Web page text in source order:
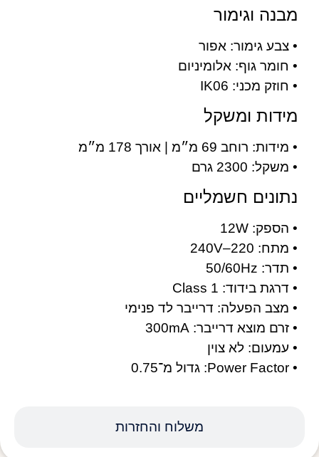
משלוח והחזרות
מבנה וגימור
• צבע גימור: אפור
• חומר גוף: אלומיניום
• חוזק מכני: IK06
מידות ומשקל
• מידות: רוחב 69 מ״מ | אורך 178 מ״מ
• משקל: 2300 גרם
נתונים חשמליים
• הספק: 12W
• מתח: 220–240V
• תדר: 50/60Hz
• דרגת בידוד: Class 1
• מצב הפעלה: דרייבר לד פנימי
• זרם מוצא דרייבר: 300mA
• עמעום: לא צוין
• Power Factor: גדול מ־0.75